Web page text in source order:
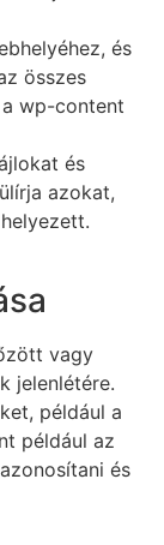
és
összes
wp-content
és
azokat,
vagy
jelenlétére.
például a
például az
és